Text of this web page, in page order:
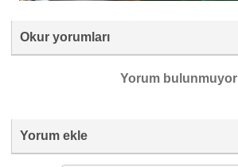
Okur yorumları
Yorum bulunmuyor
Yorum ekle